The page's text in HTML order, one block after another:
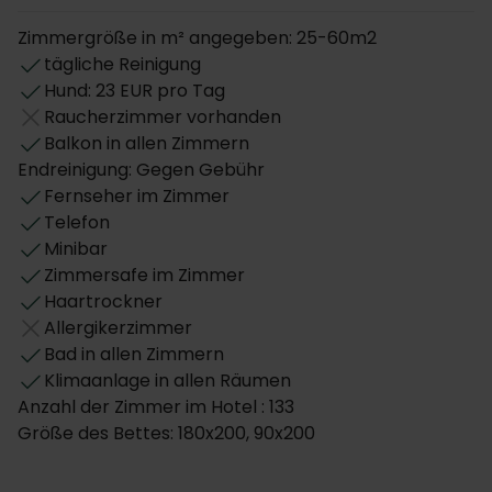
Zimmergröße in m² angegeben: 25-60m2
tägliche Reinigung
Hund: 23 EUR pro Tag
Raucherzimmer vorhanden
Balkon in allen Zimmern
Endreinigung: Gegen Gebühr
Fernseher im Zimmer
Telefon
Minibar
Zimmersafe im Zimmer
Haartrockner
Allergikerzimmer
Bad in allen Zimmern
Klimaanlage in allen Räumen
Anzahl der Zimmer im Hotel : 133
Größe des Bettes: 180x200, 90x200